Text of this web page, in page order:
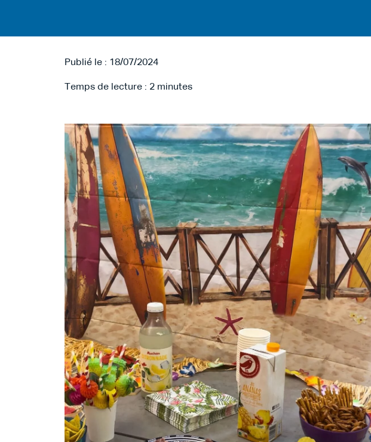
Publié le : 18/07/2024
Temps de lecture : 2 minutes